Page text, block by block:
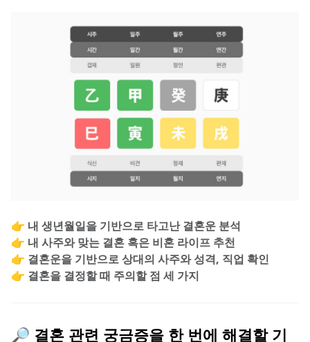
👉 내 생년월일을 기반으로 타고난 결혼운 분석
👉 내 사주와 맞는 결혼 혹은 비혼 라이프 추천
👉 결혼운을 기반으로 상대의 사주와 성격, 직업 확인
👉 결혼을 결정할 때 주의할 점 세 가지
🔎 결혼 관련 궁금증을 한 번에 해결할 기